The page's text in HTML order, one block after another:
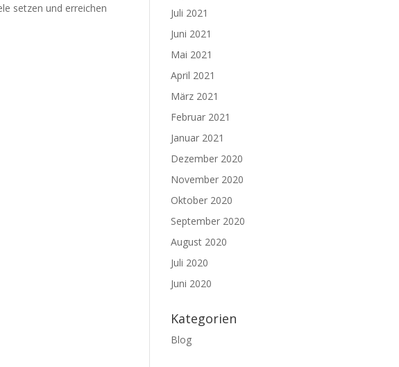
setzen und erreichen
Juli 2021
Juni 2021
Mai 2021
April 2021
März 2021
Februar 2021
Januar 2021
Dezember 2020
November 2020
Oktober 2020
September 2020
August 2020
Juli 2020
Juni 2020
Kategorien
Blog